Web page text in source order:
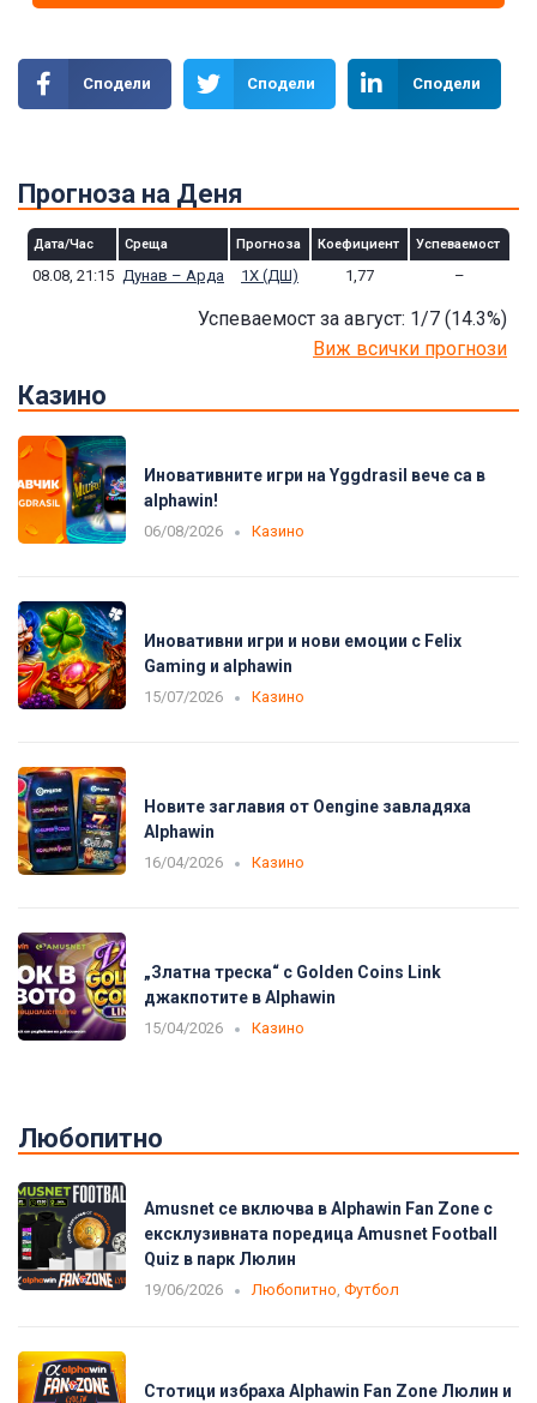
Сподели Сподели Сподели
Прогноза на Деня
Дата/Час Среща Прогноза Коефициент Успеваемост
08.08, 21:15 Дунав – Арда 1Х (ДШ) 1,77 –
Успеваемост за август: 1/7 (14.3%)
Виж всички прогнози
Казино
Иновативните игри на Yggdrasil вече са в
alphawin!
06/08/2026 Казино
Иновативни игри и нови емоции с Felix
Gaming и alphawin
15/07/2026 Казино
Новите заглавия от Oengine завладяха
Alphawin
16/04/2026 Казино
„Златна треска“ с Golden Coins Link
джакпотите в Alphawin
15/04/2026 Казино
Любопитно
Amusnet се включва в Alphawin Fan Zone с
ексклузивната поредица Amusnet Football
Quiz в парк Люлин
19/06/2026 Любопитно, Футбол
Стотици избраха Alphawin Fan Zone Люлин и